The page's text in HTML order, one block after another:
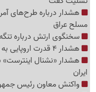
هشدار درباره طرح‌های
مسلح عراق
سخنگوی ارتش درباره
هشدار 4 قدرت اروپایی به مسکو درباره اوستیای جنوبی
هشدار «نشنال اینترست»
ایران
واکنش معاون رئیس